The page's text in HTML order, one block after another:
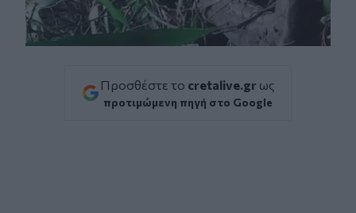
Προσθέστε το cretalive.gr ως
προτιμώμενη πηγή στο Google